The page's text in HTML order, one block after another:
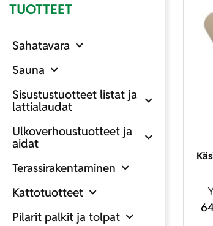
TUOTTEET
Sahatavara
Sauna
Sisustustuotteet listat ja
lattialaudat
Ulkoverhoustuotteet ja
aidat
Terassirakentaminen
Kattotuotteet
Pilarit palkit ja tolpat